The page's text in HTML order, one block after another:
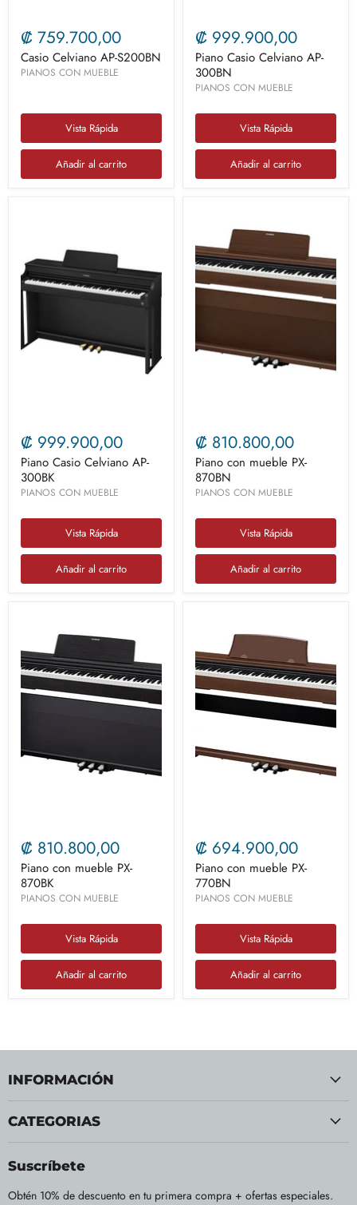
₡ 759.700,00
Casio Celviano AP-S200BN
PIANOS CON MUEBLE
Vista Rápida
Añadir al carrito
₡ 999.900,00
Piano Casio Celviano AP-
300BN
PIANOS CON MUEBLE
Vista Rápida
Añadir al carrito
₡ 999.900,00
Piano Casio Celviano AP-
300BK
PIANOS CON MUEBLE
Vista Rápida
Añadir al carrito
₡ 810.800,00
Piano con mueble PX-
870BN
PIANOS CON MUEBLE
Vista Rápida
Añadir al carrito
₡ 810.800,00
Piano con mueble PX-
870BK
PIANOS CON MUEBLE
Vista Rápida
Añadir al carrito
₡ 694.900,00
Piano con mueble PX-
770BN
PIANOS CON MUEBLE
Vista Rápida
Añadir al carrito
INFORMACIÓN
CATEGORIAS
Suscríbete
Obtén 10% de descuento en tu primera compra + ofertas especiales.